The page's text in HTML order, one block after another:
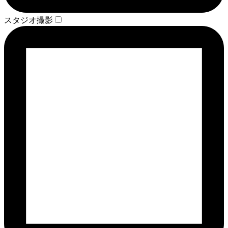
スタジオ撮影